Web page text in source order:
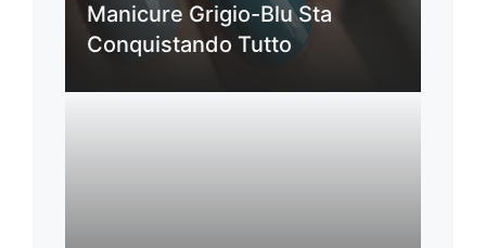
Manicure Grigio-Blu Sta
Conquistando Tutto